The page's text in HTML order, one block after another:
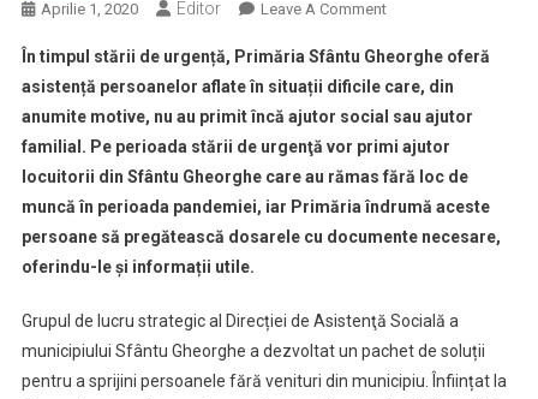
Aprilie 1, 2020 Editor Leave A CommentOn
Sfântu
Gheorghe
Ajută
Locuitorii
Fără
Venituri
În timpul stării de urgență, Primăria Sfântu Gheorghe oferă
asistență persoanelor aflate în situații dificile care, din
anumite motive, nu au primit încă ajutor social sau ajutor
familial. Pe perioada stării de urgenţă vor primi ajutor
locuitorii din Sfântu Gheorghe care au rămas fără loc de
muncă în perioada pandemiei, iar Primăria îndrumă aceste
persoane să pregătească dosarele cu documente necesare,
oferindu-le şi informații utile.
Grupul de lucru strategic al Direcției de Asistenţă Socială a
municipiului Sfântu Gheorghe a dezvoltat un pachet de soluții
pentru a sprijini persoanele fără venituri din municipiu. Înființat la